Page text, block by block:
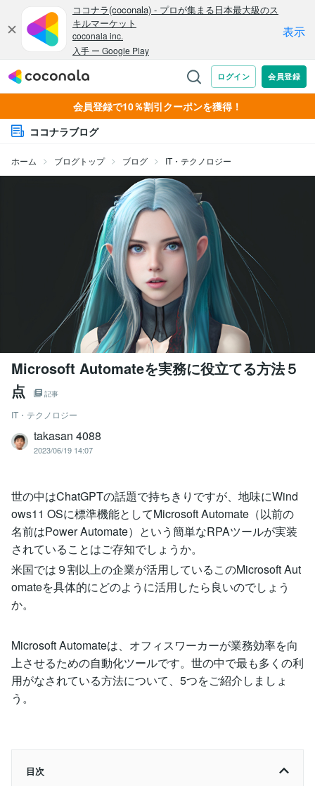
会員登録で10％割引クーポンを獲得！
ココナラブログ
ホーム ブログトップ ブログ IT・テクノロジー
Microsoft Automateを実務に役立てる方法５
点
記事
IT・テクノロジー
takasan 4088
2023/06/19 14:07
世の中はChatGPTの話題で持ちきりですが、地味にWind
ows11 OSに標準機能としてMicrosoft Automate（以前の
名前はPower Automate）という簡単なRPAツールが実装
されていることはご存知でしょうか。
米国では９割以上の企業が活用しているこのMicrosoft Aut
omateを具体的にどのように活用したら良いのでしょう
か。
Microsoft Automateは、オフィスワーカーが業務効率を向
上させるための自動化ツールです。世の中で最も多くの利
用がなされている方法について、5つをご紹介しましょ
う。
目次